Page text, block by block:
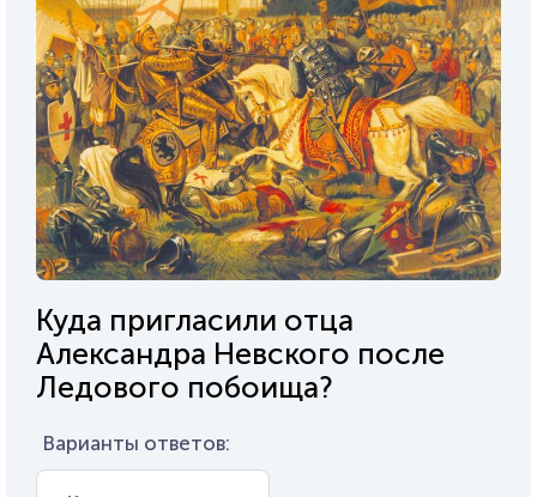
Куда пригласили отца
Александра Невского после
Ледового побоища?
Варианты ответов: